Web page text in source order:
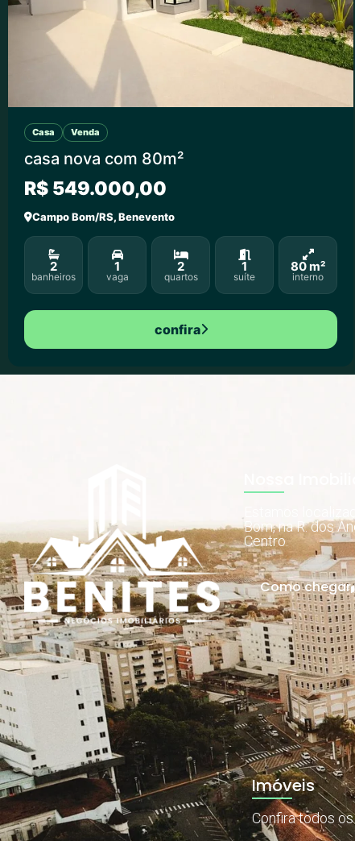
Casa Venda
casa nova com 80m²
R$ 549.000,00
Campo Bom/RS, Benevento
2
banheiros
1
vaga
2
quartos
1
suíte
80 m²
interno
confira
Bom, na R. dos
Centro.
Como chegar
Imóveis
Confira todos